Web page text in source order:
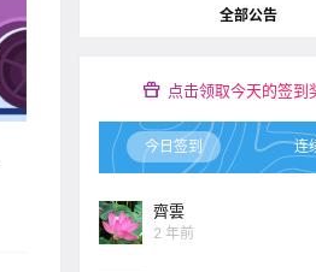
全部公告
点击领取今天的签到
今日签到 连
齊雲
2 年前